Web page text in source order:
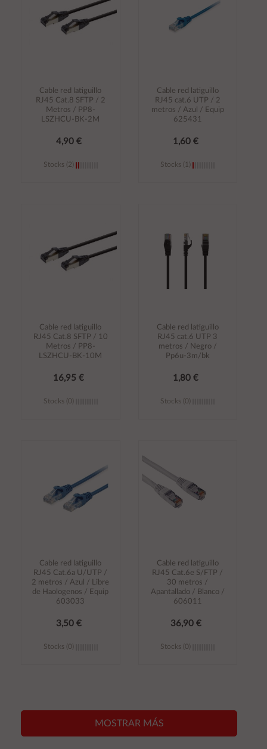
Cable red latiguillo
RJ45 Cat.8 SFTP / 2
Metros / PP8-
LSZHCU-BK-2M
4,90 €
Stocks (2)
Cable red latiguillo
RJ45 cat.6 UTP / 2
metros / Azul / Equip
625431
1,60 €
Stocks (1)
Cable red latiguillo
RJ45 Cat.8 SFTP / 10
Metros / PP8-
LSZHCU-BK-10M
16,95 €
Stocks (0)
Cable red latiguillo
RJ45 cat.6 UTP 3
metros / Negro /
Pp6u-3m/bk
1,80 €
Stocks (0)
Cable red latiguillo
RJ45 Cat.6a U/UTP /
2 metros / Azul / Libre
de Haologenos / Equip
603033
3,50 €
Stocks (0)
Cable red latiguillo
RJ45 Cat.6e S/FTP /
30 metros /
Apantallado / Blanco /
606011
36,90 €
Stocks (0)
MOSTRAR MÁS